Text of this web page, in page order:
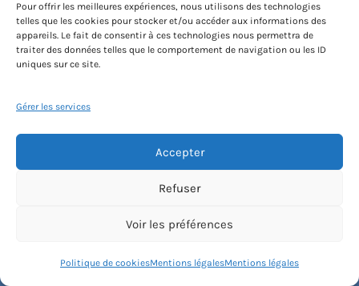
Pour offrir les meilleures expériences, nous utilisons des technologies
telles que les cookies pour stocker et/ou accéder aux informations des
appareils. Le fait de consentir à ces technologies nous permettra de
traiter des données telles que le comportement de navigation ou les ID
uniques sur ce site.
Gérer les services
Accepter
Refuser
Voir les préférences
Politique de cookiesMentions légalesMentions légales
Le concept
Compte client.e
Contactez-nous
Mentions légales